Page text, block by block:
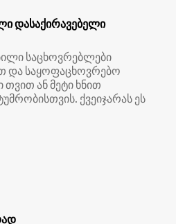
დასაქირავებელი
საცხოვრებლები
და საყოფაცხოვრებო
ან მეტი ხნით
ქვეიჯარას ეს